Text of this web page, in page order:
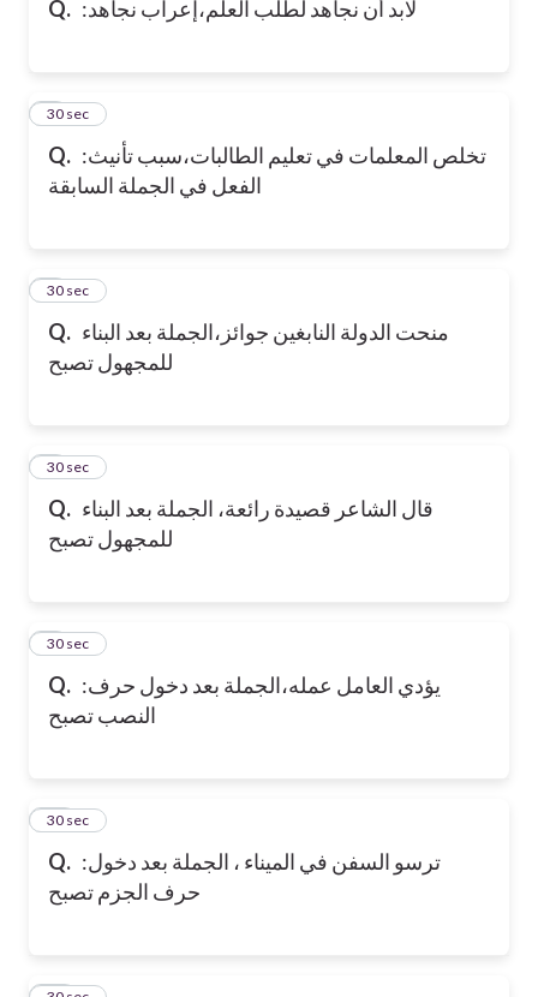
Q. :لابد أن نجاهد لطلب العلم،إعراب نجاهد
Q. :تخلص المعلمات في تعليم الطالبات،سبب تأنيث
الفعل في الجملة السابقة
6
30 sec
Q. منحت الدولة النابغين جوائز،الجملة بعد البناء
للمجهول تصبح
7
30 sec
Q. قال الشاعر قصيدة رائعة، الجملة بعد البناء
للمجهول تصبح
8
30 sec
Q. :يؤدي العامل عمله،الجملة بعد دخول حرف
النصب تصبح
9
30 sec
Q. :ترسو السفن في الميناء ، الجملة بعد دخول
حرف الجزم تصبح
10
30 sec